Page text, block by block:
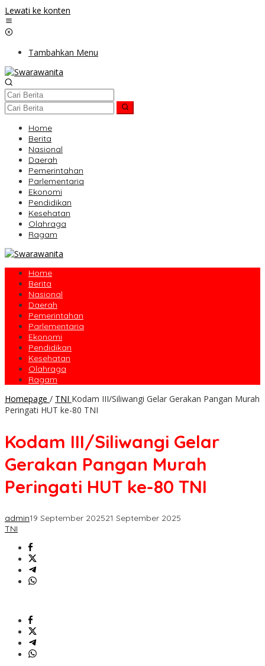
Lewati ke konten
Tambahkan Menu
Home
Berita
Nasional
Daerah
Pemerintahan
Parlementaria
Ekonomi
Pendidikan
Kesehatan
Olahraga
Ragam
Home
Berita
Nasional
Daerah
Pemerintahan
Parlementaria
Ekonomi
Pendidikan
Kesehatan
Olahraga
Ragam
Homepage / TNI Kodam III/Siliwangi Gelar Gerakan Pangan Murah
Peringati HUT ke-80 TNI
Kodam III/Siliwangi Gelar
Gerakan Pangan Murah
Peringati HUT ke-80 TNI
admin19 September 202521 September 2025
TNI